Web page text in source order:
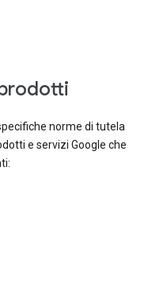
norme di tutela
e servizi Google che